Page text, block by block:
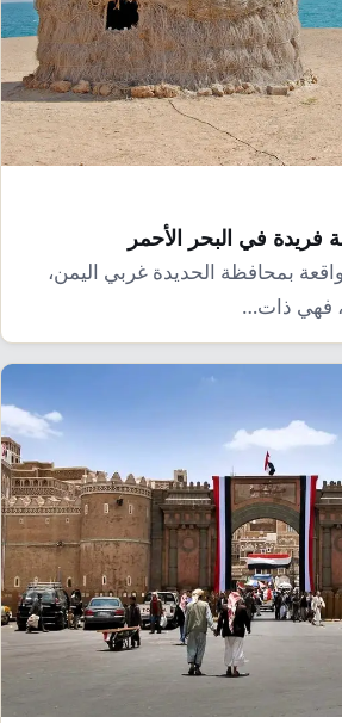
في البحر الأحمر
بمحافظة الحديدة غربي اليمن،
فهي ذات…